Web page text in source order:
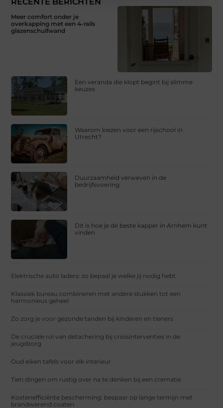
Meer comfort onder je
overkapping met een 4-rails
glazenschuifwand
Een veranda die klopt begint bij slimme
keuzes
Waarom kiezen voor een rijschool in
Utrecht?
Duurzaamheid verweven in de
bedrijfsvoering
Dit is hoe je de beste kapper in Arnhem kunt
vinden
Elektrische auto laders: zo bepaal je welke jij nodig hebt
Klassiek bureau combineren met andere stukken tot een
harmonieus geheel
Zo zorg je voor gezonde tanden bij kinderen en tieners
De cruciale rol van detachering bij crisisinterventies in de
jeugdzorg
Oud eiken tafels voor elk interieur
Tien dingen om rustig over na te denken bij een crematie
Kostenefficiënte bescherming: bespaar op lange termijn met
brandwerend coaten